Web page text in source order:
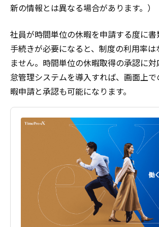
新の情報とは異なる場合があります。）
社員が時間単位の休暇を申請する度に
手続きが必要になると、制度の利用率は
ません。時間単位の休暇取得の承認に
怠管理システムを導入すれば、画面上
暇申請と承認も可能になります。